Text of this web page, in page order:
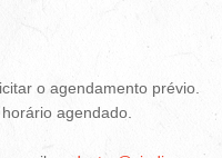
o agendamento prévio.
agendado.